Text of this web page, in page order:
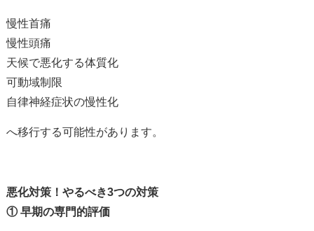
慢性首痛
慢性頭痛
天候で悪化する体質化
可動域制限
自律神経症状の慢性化
へ移行する可能性があります。
悪化対策！やるべき3つの対策
①早期の専門的評価